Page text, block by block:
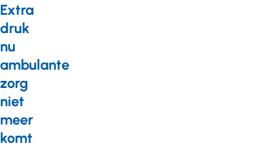
Extra
druk
nu
ambulante
zorg
niet
meer
komt